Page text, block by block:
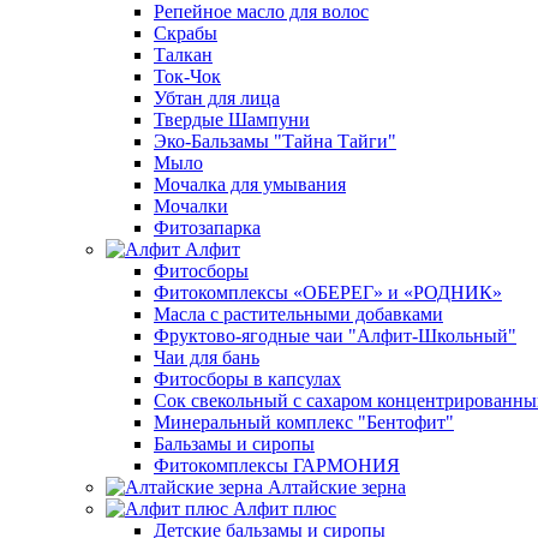
Репейное масло для волос
Скрабы
Талкан
Ток-Чок
Убтан для лица
Твердые Шампуни
Эко-Бальзамы "Тайна Тайги"
Мыло
Мочалка для умывания
Мочалки
Фитозапарка
Алфит
Фитосборы
Фитокомплексы «ОБЕРЕГ» и «РОДНИК»
Масла с растительными добавками
Фруктово-ягодные чаи "Алфит-Школьный"
Чаи для бань
Фитосборы в капсулах
Сок свекольный с сахаром
Минеральный комплекс "Бентофит"
Бальзамы и сиропы
Фитокомплексы ГАРМОНИЯ
Алтайские зерна
Алфит плюс
Детские бальзамы и сиропы